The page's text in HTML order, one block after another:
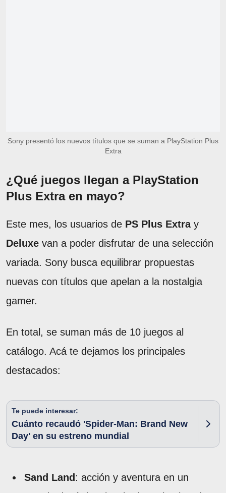
Sony presentó los nuevos títulos que se suman a PlayStation Plus
Extra
¿Qué juegos llegan a PlayStation
Plus Extra en mayo?
Este mes, los usuarios de PS Plus Extray
Deluxe van a poder disfrutar de una selección
variada. Sony busca equilibrar propuestas
nuevas con títulos que apelan a la nostalgia
gamer.
En total, se suman más de 10 juegos al
catálogo. Acá te dejamos los principales
destacados:
Te puede interesar:
Cuánto recaudó 'Spider-Man: Brand New
Day' en su estreno mundial
Sand Land : acción y aventura en un